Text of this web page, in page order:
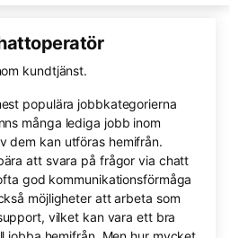
kundtjänst.
populära jobbkategorierna
många lediga jobb inom
dem kan utföras hemifrån.
att svara på frågor via chatt
god kommunikationsförmåga
möjligheter att arbeta som
vilket kan vara ett bra